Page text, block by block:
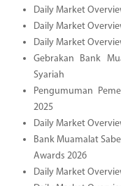
Daily Market
Daily Market
Daily Market
Gebrakan Bank
Syariah
Pengumuman
2025
Daily Market
Bank Muamalat
Awards 2026
Daily Market